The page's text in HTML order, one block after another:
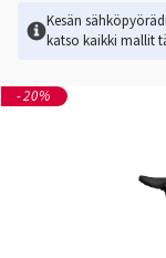
Kesän
katso kaikki mallit
-20%